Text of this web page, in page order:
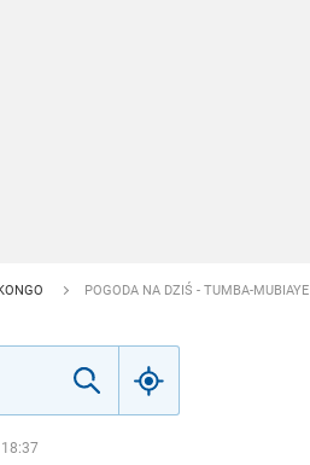
POGODA NA DZIŚ - TUMBA-MUBIAYE
18:37